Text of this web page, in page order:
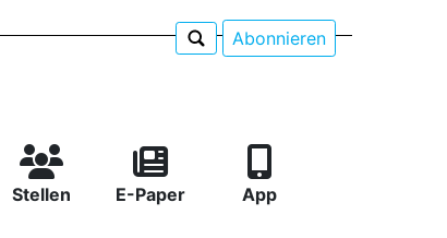
Abonnieren
Stellen E-Paper App